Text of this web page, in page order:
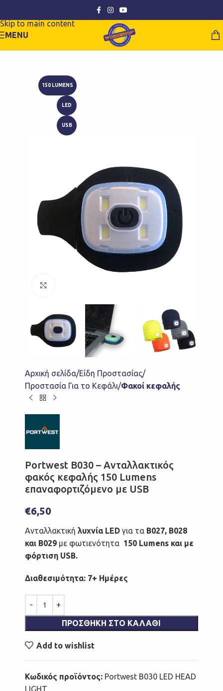
Skip to main content
MENU
150 LUMENS
LED
USB
Αρχική σελίδα Είδη Προστασίας
Προστασία Για το Κεφάλι Φακοί κεφαλής
Portwest B030 – Ανταλλακτικός
φακός κεφαλής 150 Lumens
επαναφορτιζόμενο με USB
€6,50
Ανταλλακτική λυχνία LED για τα B027, B028
και B029 με φωτιενότητα 150 Lumens και με
φόρτιση USB.
Διαθεσιμότητα: 7+ Ημέρες
ΠΡΟΣΘΉΚΗ ΣΤΟ ΚΑΛΆΘΙ
Add to wishlist
Κωδικός προϊόντος: Portwest B030 LED HEAD
LIGHT